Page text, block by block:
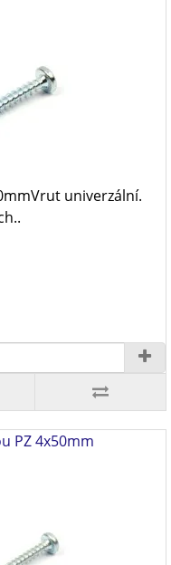
univerzální.
PZ 4x50mm